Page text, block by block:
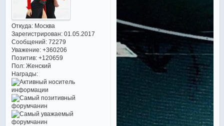
Откуда:Москва
Зарегистрирован: 01.05.2017
Сообщений:72279
Уважение: +360206
Позитив: +120659
Пол:Женский
Награды: